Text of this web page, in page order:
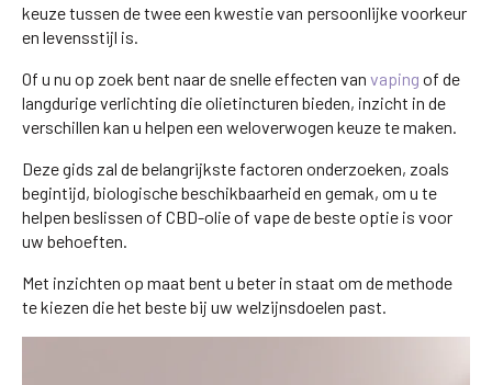
keuze tussen de twee een kwestie van persoonlijke voorkeur
en levensstijl is.
Of u nu op zoek bent naar de snelle effecten van vaping of de
langdurige verlichting die olietincturen bieden, inzicht in de
verschillen kan u helpen een weloverwogen keuze te maken.
Deze gids zal de belangrijkste factoren onderzoeken, zoals
begintijd, biologische beschikbaarheid en gemak, om u te
helpen beslissen of CBD-olie of vape de beste optie is voor
uw behoeften.
Met inzichten op maat bent u beter in staat om de methode
te kiezen die het beste bij uw welzijnsdoelen past.